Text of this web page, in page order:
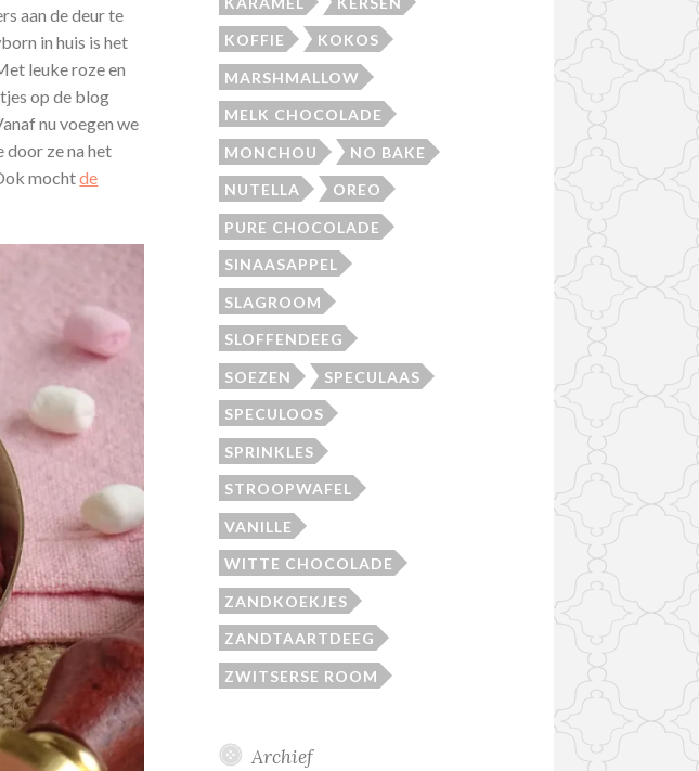
aan de deur te
in huis is het
leuke roze en
op de blog
nu voegen we
door ze na het
mochtde
KOFFIE KOKOS
MARSHMALLOW
MELK CHOCOLADE
MONCHOU NO BAKE
NUTELLA OREO
PURE CHOCOLADE
SINAASAPPEL
SLAGROOM
SLOFFENDEEG
SOEZEN SPECULAAS
SPECULOOS
SPRINKLES
STROOPWAFEL
VANILLE
WITTE CHOCOLADE
ZANDKOEKJES
ZANDTAARTDEEG
ZWITSERSE ROOM
Archief